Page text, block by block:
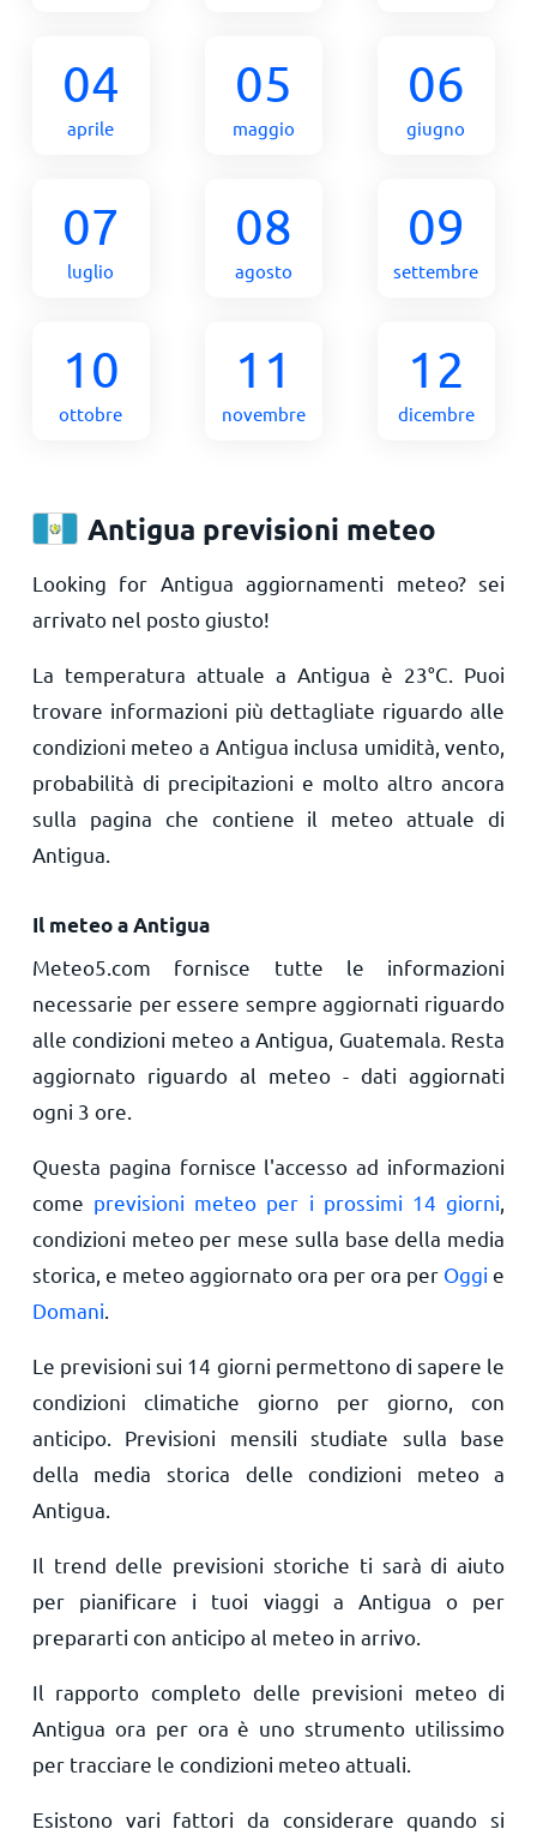
04
aprile
05
maggio
06
giugno
07
luglio
08
agosto
09
settembre
10
ottobre
11
novembre
12
dicembre
Antigua previsioni meteo
Looking for Antigua aggiornamenti meteo? sei
arrivato nel posto giusto!
La temperatura attuale a Antigua è 23°C . Puoi
trovare informazioni più dettagliate riguardo alle
condizioni meteo a Antigua inclusa umidità, vento,
probabilità di precipitazioni e molto altro ancora
sulla pagina che contiene il meteo attuale di
Antigua.
Il meteo a Antigua
Meteo5.com fornisce tutte le informazioni
necessarie per essere sempre aggiornati riguardo
alle condizioni meteo a Antigua, Guatemala. Resta
aggiornato riguardo al meteo - dati aggiornati
ogni 3 ore.
Questa pagina fornisce l'accesso ad informazioni
come previsioni meteo per i prossimi 14 giorni
condizioni meteo per mese sulla base della media
storica, e meteo aggiornato ora per ora per Oggi e
Domani
Le previsioni sui 14 giorni permettono di sapere le
condizioni climatiche giorno per giorno, con
anticipo. Previsioni mensili studiate sulla base
della media storica delle condizioni meteo a
Antigua.
Il trend delle previsioni storiche ti sarà di aiuto
per pianificare i tuoi viaggi a Antigua o per
prepararti con anticipo al meteo in arrivo.
Il rapporto completo delle previsioni meteo di
Antigua ora per ora è uno strumento utilissimo
per tracciare le condizioni meteo attuali.
Esistono vari fattori da considerare quando si